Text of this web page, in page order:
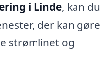
i Linde, kan du
der kan gøre
strømlinet og